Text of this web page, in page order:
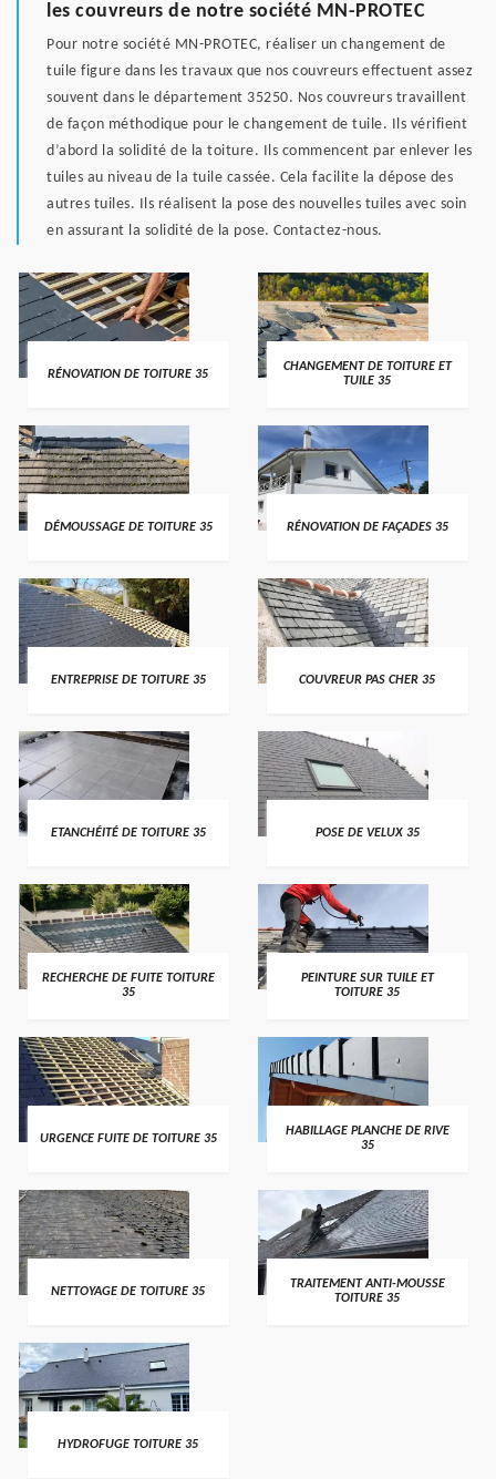
les couvreurs de notre société MN-PROTEC
Pour notre société MN-PROTEC, réaliser un changement de
tuile figure dans les travaux que nos couvreurs effectuent assez
souvent dans le département 35250. Nos couvreurs travaillent
de façon méthodique pour le changement de tuile. Ils vérifient
d’abord la solidité de la toiture. Ils commencent par enlever les
tuiles au niveau de la tuile cassée. Cela facilite la dépose des
autres tuiles. Ils réalisent la pose des nouvelles tuiles avec soin
en assurant la solidité de la pose. Contactez-nous.
RÉNOVATION DE TOITURE 35
CHANGEMENT DE TOITURE ET
TUILE 35
DÉMOUSSAGE DE TOITURE 35 RÉNOVATION DE FAÇADES 35
ENTREPRISE DE TOITURE 35 COUVREUR PAS CHER 35
ETANCHÉITÉ DE TOITURE 35 POSE DE VELUX 35
RECHERCHE DE FUITE TOITURE
35
PEINTURE SUR TUILE ET
TOITURE 35
URGENCE FUITE DE TOITURE 35
HABILLAGE PLANCHE DE RIVE
35
NETTOYAGE DE TOITURE 35
TRAITEMENT ANTI-MOUSSE
TOITURE 35
HYDROFUGE TOITURE 35